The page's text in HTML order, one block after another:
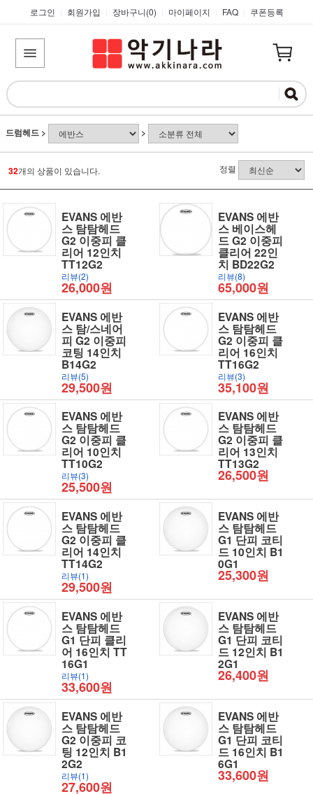
로그인 회원가입 장바구니(0) 마이페이지 FAQ 쿠폰등록
드럼헤드 > >
32개의 상품이 있습니다. 정렬
EVANS 에반
스 탐탐헤드
G2 이중피 클
리어 12인치
TT12G2
리뷰(2)
26,000원
EVANS 에반
스 베이스헤
드 G2 이중피
클리어 22인
치 BD22G2
리뷰(8)
65,000원
EVANS 에반
스 탐/스네어
피 G2 이중피
코팅 14인치
B14G2
리뷰(5)
29,500원
EVANS 에반
스 탐탐헤드
G2 이중피 클
리어 16인치
TT16G2
리뷰(3)
35,100원
EVANS 에반
스 탐탐헤드
G2 이중피 클
리어 10인치
TT10G2
리뷰(3)
25,500원
EVANS 에반
스 탐탐헤드
G2 이중피 클
리어 13인치
TT13G2
26,500원
EVANS 에반
스 탐탐헤드
G2 이중피 클
리어 14인치
TT14G2
리뷰(1)
29,500원
EVANS 에반
스 탐탐헤드
G1 단피 코티
드 10인치 B1
0G1
25,300원
EVANS 에반
스 탐탐헤드
G1 단피 클리
어 16인치 TT
16G1
리뷰(1)
33,600원
EVANS 에반
스 탐탐헤드
G1 단피 코티
드 12인치 B1
2G1
26,400원
EVANS 에반
스 탐탐헤드
G2 이중피 코
팅 12인치 B1
2G2
리뷰(1)
27,600원
EVANS 에반
스 탐탐헤드
G1 단피 코티
드 16인치 B1
6G1
33,600원